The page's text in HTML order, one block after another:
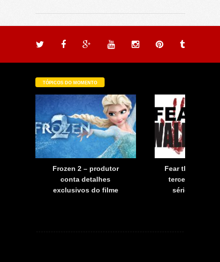
TÓPICOS DO MOMENTO
Frozen 2 – produtor
conta detalhes
exclusivos do filme
Fear the
terceira
série já tem